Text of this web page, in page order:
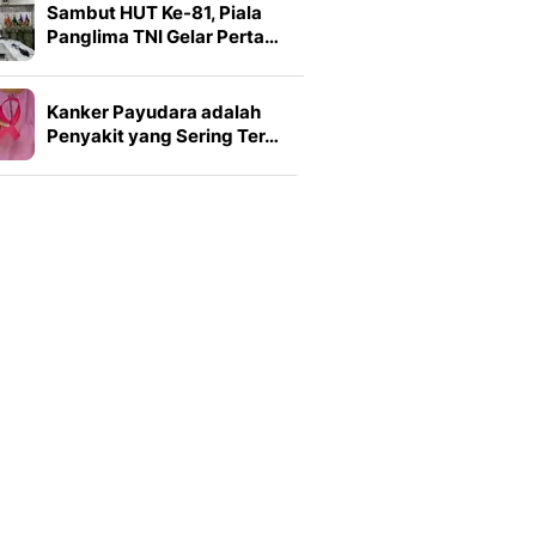
Sambut HUT Ke-81, Piala
Panglima TNI Gelar Perta…
Kanker Payudara adalah
Penyakit yang Sering Ter…